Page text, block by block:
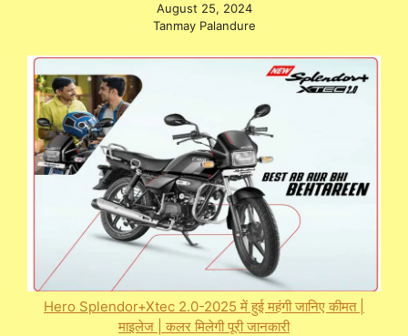
August 25, 2024
Tanmay Palandure
Hero Splendor+Xtec 2.0-2025 में हुई महंगी जानिए कीमत |
माइलेज | कलर मिलेगी पूरी जानकारी